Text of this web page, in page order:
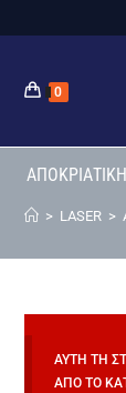
0
> LASER >
ΑΥΤΉ ΤΗ
ΑΠΌ ΤΟ